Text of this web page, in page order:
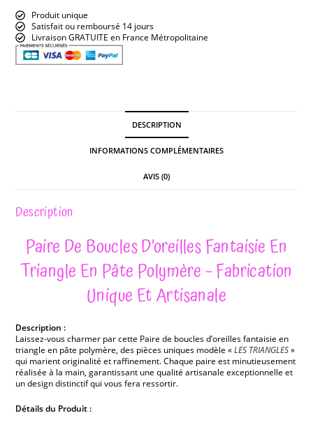
Produit unique
Satisfait ou remboursé 14 jours
Livraison GRATUITE en France Métropolitaine
DESCRIPTION
INFORMATIONS COMPLÉMENTAIRES
AVIS (0)
Description
Paire De Boucles D’oreilles Fantaisie En
Triangle En Pâte Polymère – Fabrication
Unique Et Artisanale
Description :
Laissez-vous charmer par cette Paire de boucles d’oreilles fantaisie en
triangle en pâte polymère, des pièces uniques modèle «LES TRIANGLES»
qui marient originalité et raffinement. Chaque paire est minutieusement
réalisée à la main, garantissant une qualité artisanale exceptionnelle et
un design distinctif qui vous fera ressortir.
Détails du Produit :